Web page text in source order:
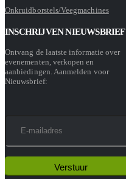
Onkruidborstels/Veegmachines
INSCHRIJVEN NIEUWSBRIEF
Ontvang de laatste informatie over
evenementen, verkopen en
aanbiedingen. Aanmelden voor
Nieuwsbrief: